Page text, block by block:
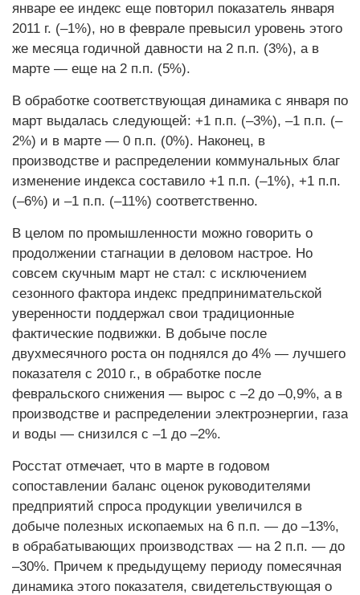
январе ее индекс еще повторил показатель января
2011 г. (–1%), но в феврале превысил уровень этого
же месяца годичной давности на 2 п.п. (3%), а в
марте — еще на 2 п.п. (5%).
В обработке соответствующая динамика с января по
март выдалась следующей: +1 п.п. (–3%), –1 п.п. (–
2%) и в марте — 0 п.п. (0%). Наконец, в
производстве и распределении коммунальных благ
изменение индекса составило +1 п.п. (–1%), +1 п.п.
(–6%) и –1 п.п. (–11%) соответственно.
В целом по промышленности можно говорить о
продолжении стагнации в деловом настрое. Но
совсем скучным март не стал: с исключением
сезонного фактора индекс предпринимательской
уверенности поддержал свои традиционные
фактические подвижки. В добыче после
двухмесячного роста он поднялся до 4% — лучшего
показателя с 2010 г., в обработке после
февральского снижения — вырос с –2 до –0,9%, а в
производстве и распределении электроэнергии, газа
и воды — снизился с –1 до –2%.
Росстат отмечает, что в марте в годовом
сопоставлении баланс оценок руководителями
предприятий спроса продукции увеличился в
добыче полезных ископаемых на 6 п.п. — до –13%,
в обрабатывающих производствах — на 2 п.п. — до
–30%. Причем к предыдущему периоду помесячная
динамика этого показателя, свидетельствующая о